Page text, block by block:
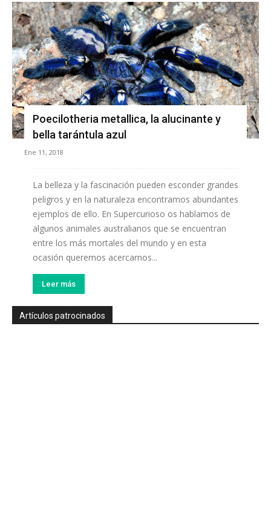
Poecilotheria metallica, la alucinante y
bella tarántula azul
Ene 11, 2018
La belleza y la fascinación pueden esconder grandes
peligros y en la naturaleza encontramos abundantes
ejemplos de ello. En Supercurioso os hablamos de
algunos animales australianos que se encuentran
entre los más mortales del mundo y en esta
ocasión queremos acercarnos...
Leer más
Artículos patrocinados